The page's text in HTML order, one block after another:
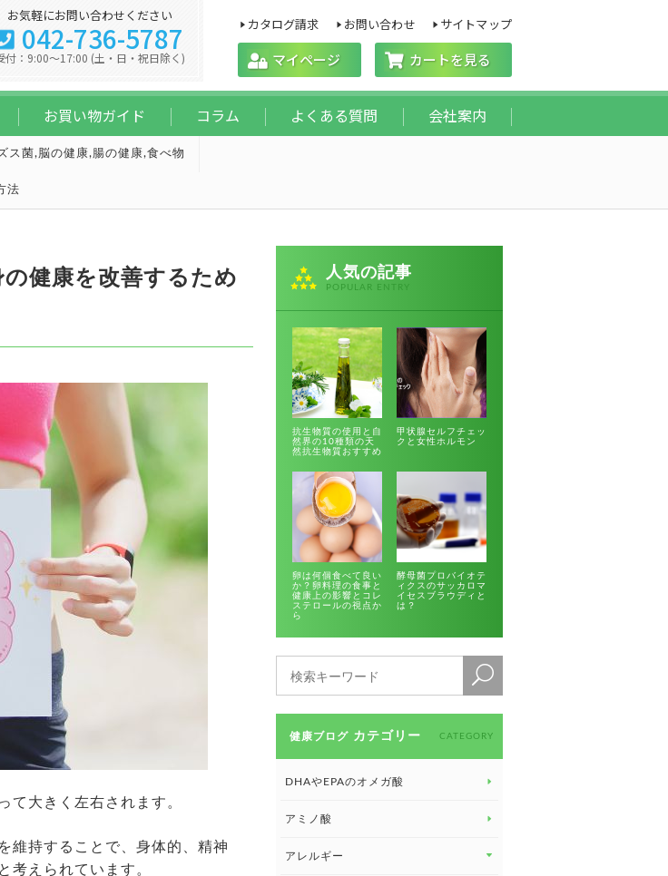
マイページ カートを見る
お買い物ガイド コラム よくある質問 会社案内
カタログ請求 お問い合わせ サイトマップ
お気軽にお問い合わせください
736-5787
付：9:00～17:00 (土・日・祝日除く)
ス菌,脳の健康,腸の健康,食べ物
法
健康を改善するため
て大きく左右されます。
維持することで、身体的、精神
考えられています。
人気の記事
POPULAR ENTRY
抗生物質の使用と自
然界の10種類の天
然抗生物質おすすめ
甲状腺セルフチェッ
クと女性ホルモン
卵は何個食べて良い
か？卵料理の食事と
健康上の影響とコレ
ステロールの視点か
ら
酵母菌プロバイオテ
ィクスのサッカロマ
イセスブラウディと
は？
健康ブログ カテゴリー CATEGORY
DHAやEPAのオメガ酸
アミノ酸
アレルギー